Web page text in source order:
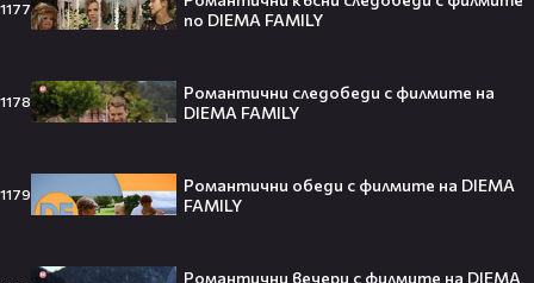
1177
по DIEMA FAMILY
1178
Романтични следобеди с филмите на
DIEMA FAMILY
1179
Романтични обеди с филмите на DIEMA
FAMILY
Романтични вечери с филмите на DIEMA
от 22.00 ч. по DIEMA
събота и неделя по DIEMA FAMILY
diemafamily
трол😯💥